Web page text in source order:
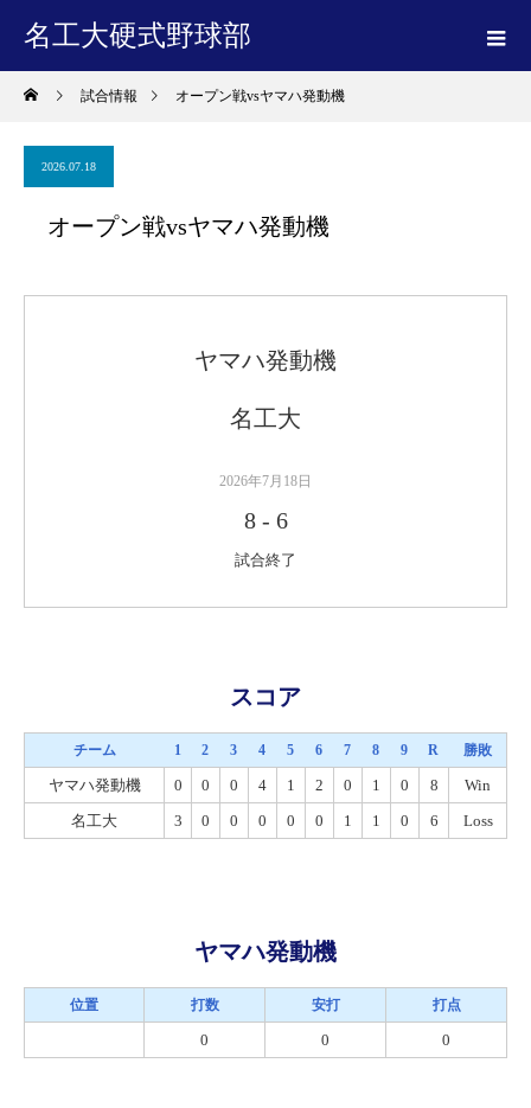
名工大硬式野球部
試合情報 オープン戦vsヤマハ発動機
2026.07.18
オープン戦vsヤマハ発動機
ヤマハ発動機
名工大
2026年7月18日
8- 6
試合終了
スコア
チーム 1 2 3 4 5 6 7 8 9 R 勝敗
ヤマハ発動機 0 0 0 4 1 2 0 1 0 8
Win
名工大
3 0 0 0 0 0 1 1 0 6 Loss
ヤマハ発動機
位置 打数 安打 打点
0 0 0